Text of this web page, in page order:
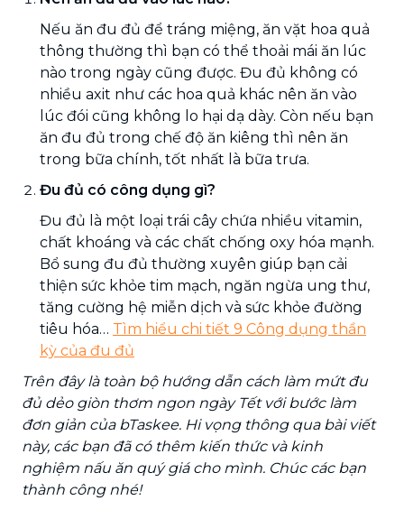
Nếu ăn đu đủ để tráng miệng, ăn vặt hoa quả
thông thường thì bạn có thể thoải mái ăn lúc
nào trong ngày cũng được. Đu đủ không có
nhiều axit như các hoa quả khác nên ăn vào
lúc đói cũng không lo hại dạ dày. Còn nếu bạn
ăn đu đủ trong chế độ ăn kiêng thì nên ăn
trong bữa chính, tốt nhất là bữa trưa.
Đu đủ có công dụng gì?
Đu đủ là một loại trái cây chứa nhiều vitamin,
chất khoáng và các chất chống oxy hóa mạnh.
Bổ sung đu đủ thường xuyên giúp bạn cải
thiện sức khỏe tim mạch, ngăn ngừa ung thư,
tăng cường hệ miễn dịch và sức khỏe đường
tiêu hóa… Tìm hiểu chi tiết 9 Công dụng thần
kỳ của đu đủ
Trên đây là toàn bộ hướng dẫn cách làm mứt đu
đủ dẻo giòn thơm ngon ngày Tết với bước làm
đơn giản của bTaskee. Hi vọng thông qua bài viết
này, các bạn đã có thêm kiến thức và kinh
nghiệm nấu ăn quý giá cho mình. Chúc các bạn
thành công nhé!